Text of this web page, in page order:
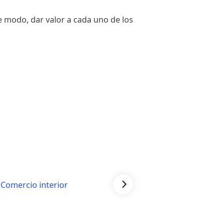
dar valor a cada uno de los
Comercio interior